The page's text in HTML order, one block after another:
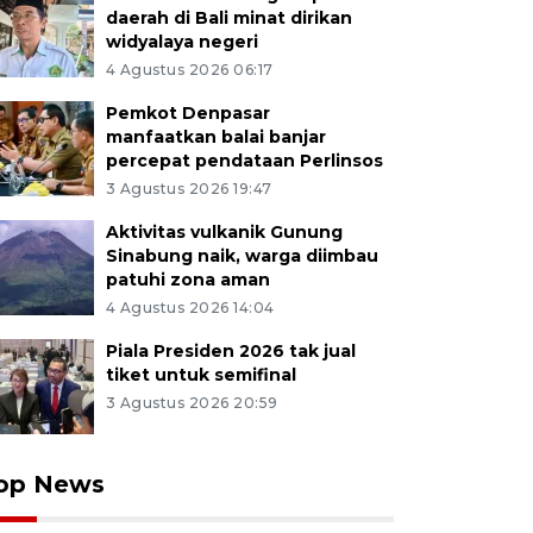
daerah di Bali minat dirikan
widyalaya negeri
4 Agustus 2026 06:17
Pemkot Denpasar
manfaatkan balai banjar
percepat pendataan Perlinsos
3 Agustus 2026 19:47
Aktivitas vulkanik Gunung
Sinabung naik, warga diimbau
patuhi zona aman
4 Agustus 2026 14:04
Piala Presiden 2026 tak jual
tiket untuk semifinal
3 Agustus 2026 20:59
News